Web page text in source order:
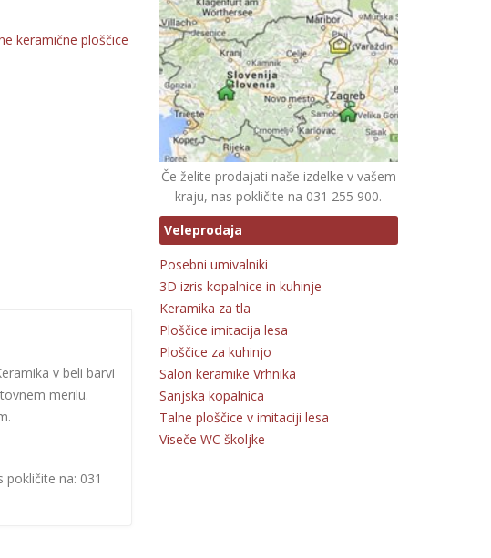
keramične ploščice
v beli barvi
merilu.
pokličite na: 031
Če želite prodajati naše izdelke v vašem
kraju, nas pokličite na 031 255 900.
Veleprodaja
Posebni umivalniki
3D izris kopalnice in kuhinje
Keramika za tla
Ploščice imitacija lesa
Ploščice za kuhinjo
Salon keramike Vrhnika
Sanjska kopalnica
Talne ploščice v imitaciji lesa
Viseče WC školjke